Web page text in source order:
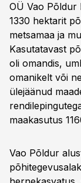
OÜ Vao Põldur
1330 hektarit
metsamaa ja
Kasutatavast
oli omandis,
omanikelt või
ülejäänud
maakasutus
Vao Põldur